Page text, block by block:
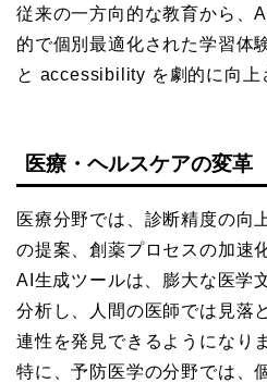
従来の一方向的な教育から、
的で個別最適化された学習体
と accessibility を劇的に向上
医療・ヘルスケアの変革
医療分野では、診断精度の向
の提案、創薬プロセスの加速
AI生成ツールは、膨大な医学
分析し、人間の医師では見落
連性を発見できるようになり
特に、予防医学の分野では、